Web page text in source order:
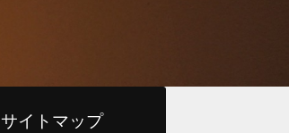
サイトマップ